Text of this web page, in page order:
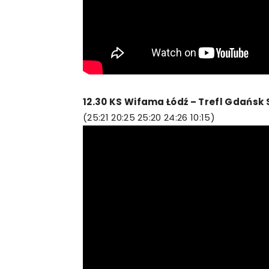
12.30 KS Wifama Łódź – Trefl Gdańsk
(25:21 20:25 25:20 24:26 10:15)